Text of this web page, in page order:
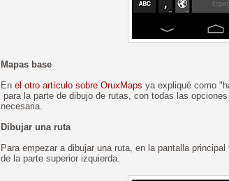
Mapas base
En el otro artículo sobre OruxMaps ya expliqué como
para la parte de dibujo de rutas, con todas las
necesaria.
Dibujar una ruta
Para empezar a dibujar una ruta, en la pantalla
de la parte superior izquierda.